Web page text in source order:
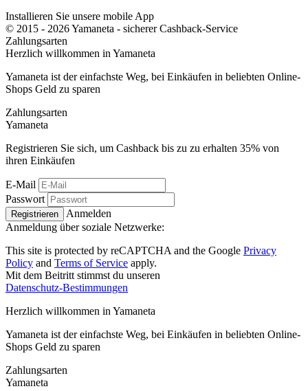
Installieren Sie unsere mobile App
© 2015 - 2026 Yamaneta - sicherer Cashback-Service
Zahlungsarten
Herzlich willkommen in Yamaneta
Yamaneta ist der einfachste Weg, bei Einkäufen in beliebten Online-
Shops Geld zu sparen
Zahlungsarten
Yamaneta
Registrieren Sie sich, um Cashback bis zu zu erhalten 35% von
ihren Einkäufen
E-Mail
Passwort
Registrieren
Anmelden
Anmeldung über soziale Netzwerke:
This site is protected by reCAPTCHA and the Google Privacy
Policy and Terms of Service apply.
Mit dem Beitritt stimmst du unseren
Datenschutz-Bestimmungen
Herzlich willkommen in Yamaneta
Yamaneta ist der einfachste Weg, bei Einkäufen in beliebten Online-
Shops Geld zu sparen
Zahlungsarten
Yamaneta